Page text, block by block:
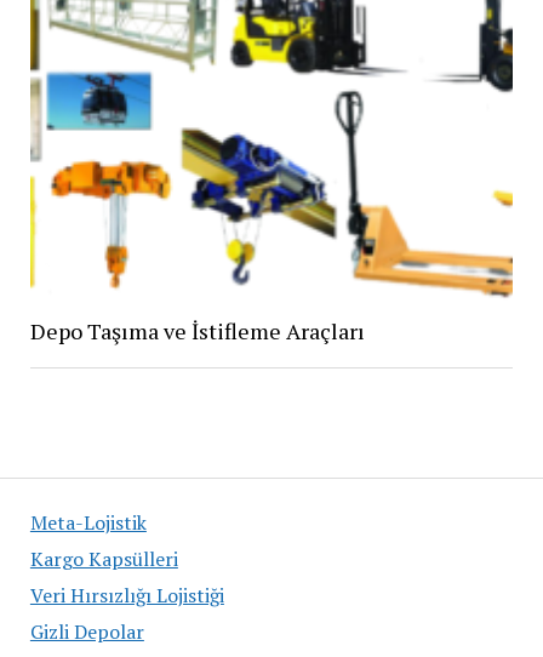
Meta-Lojistik
Kargo Kapsülleri
Veri Hırsızlığı Lojistiği
Gizli Depolar
Depo Taşıma ve İstifleme Araçları